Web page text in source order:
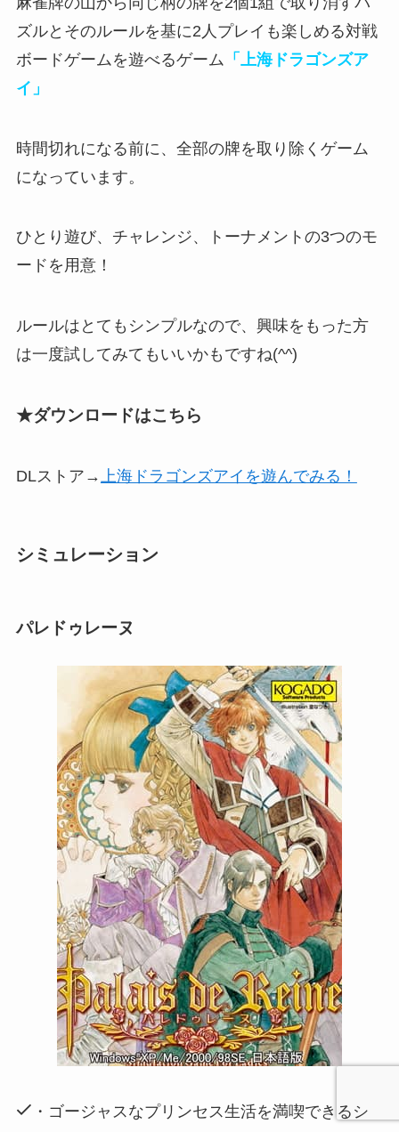
ズルとそのルールを基に2人プレイも楽しめる対戦
ボードゲームを遊べるゲーム 「上海ドラゴンズア
イ」
時間切れになる前に、全部の牌を取り除くゲーム
になっています。
ひとり遊び、チャレンジ、トーナメントの3つのモ
ードを用意！
ルールはとてもシンプルなので、興味をもった方
は一度試してみてもいいかもですね(^^)
★ダウンロードはこちら
DLストア→ 上海ドラゴンズアイを遊んでみる！
シミュレーション
パレドゥレーヌ
・ゴージャスなプリンセス生活を満喫できるシ